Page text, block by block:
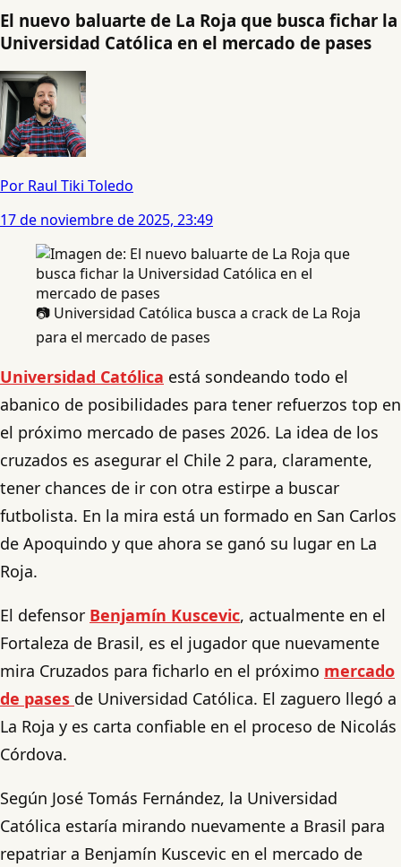
El nuevo baluarte de La Roja que busca fichar la
Universidad Católica en el mercado de pases
Por Raul Tiki Toledo
17 de noviembre de 2025, 23:49
📷 Universidad Católica busca a crack de La Roja
para el mercado de pases
Universidad Católica está sondeando todo el
abanico de posibilidades para tener refuerzos top en
el próximo mercado de pases 2026. La idea de los
cruzados es asegurar el Chile 2 para, claramente,
tener chances de ir con otra estirpe a buscar
futbolista. En la mira está un formado en San Carlos
de Apoquindo y que ahora se ganó su lugar en La
Roja.
El defensor Benjamín Kuscevic, actualmente en el
Fortaleza de Brasil, es el jugador que nuevamente
mira Cruzados para ficharlo en el próximo mercado
de pases de Universidad Católica. El zaguero llegó a
La Roja y es carta confiable en el proceso de Nicolás
Córdova.
Según José Tomás Fernández, la Universidad
Católica estaría mirando nuevamente a Brasil para
repatriar a Benjamín Kuscevic en el mercado de